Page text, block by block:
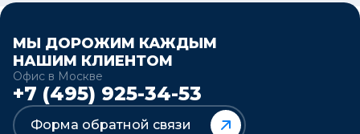
МЫ ДОРОЖИМ КАЖДЫМ
НАШИМ КЛИЕНТОМ
Офис в Москве
+7 (495) 925-34-53
Форма обратной связи